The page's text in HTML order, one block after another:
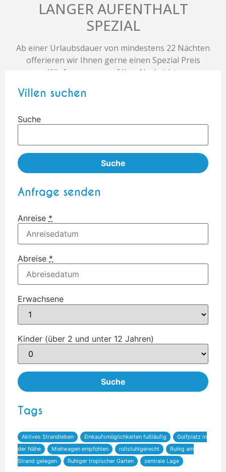
LANGER AUFENTHALT
SPEZIAL
Ab einer Urlaubsdauer von mindestens 22 Nächten
offerieren wir Ihnen gerne einen Spezial Preis
Wir freuen uns auf Ihre Nachricht,
info@BeachHousesMauritius.com
Villen suchen
Suche
Suche
Anfrage senden
Anreise *
Abreise *
Erwachsene
Kinder (über 2 und unter 12 Jahren)
Tags
Aktives Strandleben Einkaufsmöglichkeiten fußläufig
Golfplatz in
der Nähe
Mietwagen empfohlen rollstuhlgerecht
Ruhig am
Strand gelegen
Ruhiger tropischer Garten zentrale Lage